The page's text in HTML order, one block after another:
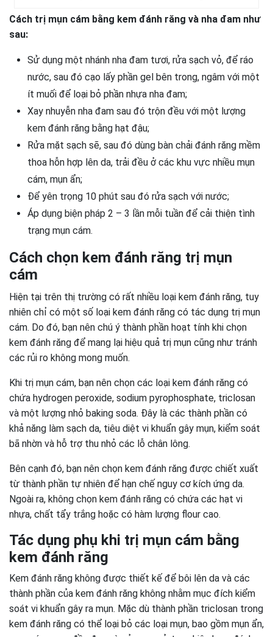
Cách trị mụn cám bằng kem đánh răng và nha đam như
sau:
Sử dụng một nhánh nha đam tươi, rửa sạch vỏ, để ráo
nước, sau đó cạo lấy phần gel bên trong, ngâm với một
ít muối để loại bỏ phần nhựa nha đam;
Xay nhuyễn nha đam sau đó trộn đều với một lượng
kem đánh răng bằng hạt đậu;
Rửa mặt sạch sẽ, sau đó dùng bàn chải đánh răng mềm
thoa hỗn hợp lên da, trải đều ở các khu vực nhiều mụn
cám, mụn ẩn;
Để yên trọng 10 phút sau đó rửa sạch với nước;
Áp dụng biện pháp 2 – 3 lần mỗi tuần để cải thiện tình
trạng mụn cám.
Cách chọn kem đánh răng trị mụn
cám
Hiện tại trên thị trường có rất nhiều loại kem đánh răng, tuy
nhiên chỉ có một số loại kem đánh răng có tác dụng trị mụn
cám. Do đó, bạn nên chú ý thành phần hoạt tính khi chọn
kem đánh răng để mang lại hiệu quả trị mụn cũng như tránh
các rủi ro không mong muốn.
Khi trị mụn cám, bạn nên chọn các loại kem đánh răng có
chứa hydrogen peroxide, sodium pyrophosphate, triclosan
và một lượng nhỏ baking soda. Đây là các thành phần có
khả năng làm sạch da, tiêu diệt vi khuẩn gây mụn, kiểm soát
bã nhờn và hỗ trợ thu nhỏ các lỗ chân lông.
Bên cạnh đó, bạn nên chọn kem đánh răng được chiết xuất
từ thành phần tự nhiên để hạn chế nguy cơ kích ứng da.
Ngoài ra, không chọn kem đánh răng có chứa các hạt vi
nhựa, chất tẩy trắng hoặc có hàm lượng flour cao.
Tác dụng phụ khi trị mụn cám bằng
kem đánh răng
Kem đánh răng không được thiết kế để bôi lên da và các
thành phần của kem đánh răng không nhằm mục đích kiểm
soát vi khuẩn gây ra mụn. Mặc dù thành phần triclosan trong
kem đánh răng có thể loại bỏ các loại mụn, bao gồm mụn ẩn,